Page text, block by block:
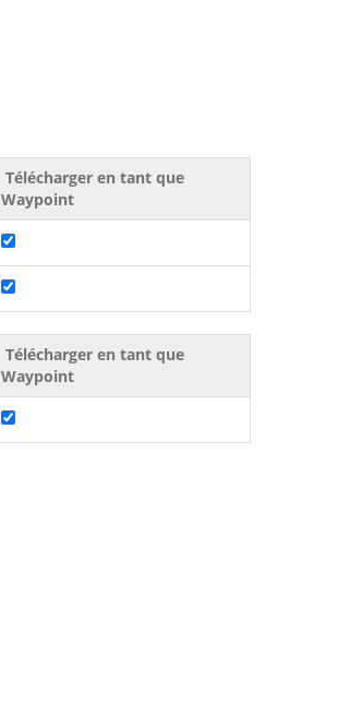
Télécharger en tant que
Waypoint
Télécharger en tant que
Waypoint